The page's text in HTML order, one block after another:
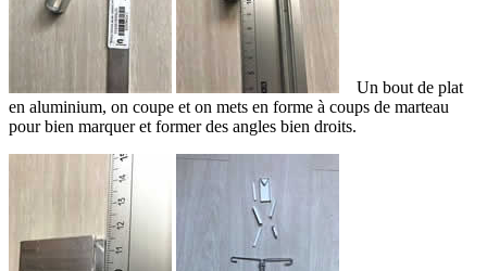
Un bout de plat
en aluminium, on coupe et on mets en forme à coups de marteau
pour bien marquer et former des angles bien droits.